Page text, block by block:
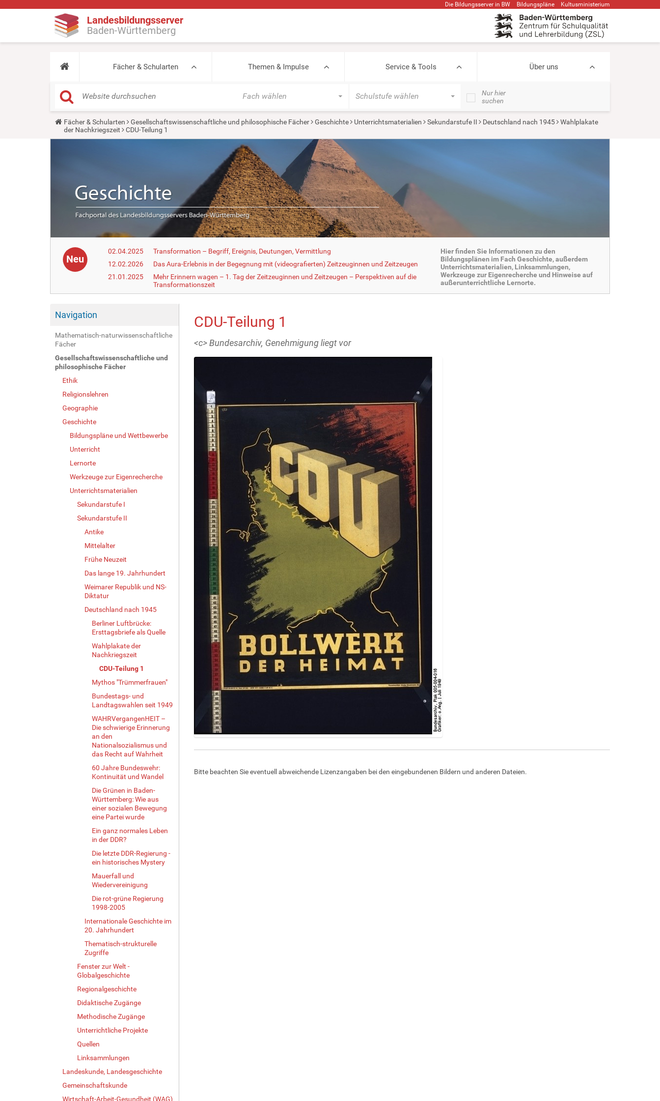
Die Bildungsserver in BW Bildungspläne Kultusministerium
Landesbildungsserver
Baden-Württemberg
Fächer & Schularten Themen & Impulse Service & Tools Über uns
Fach wählen Schulstufe wählen
Nur hier
suchen
Y
u
Fächer & Schularten Gesellschaftswissenschaftliche und philosophische Fächer Geschichte Unterrichtsmaterialien Sekundarstufe II Deutschland nach 1945
Wahlplakate
der Nachkriegszeit
CDU-Teilung 1
Neu
02.04.2025
Transformation – Begriff, Ereignis, Deutungen, Vermittlung
12.02.2026
Das Aura-Erlebnis in der Begegnung mit (videografierten) Zeitzeuginnen und Zeitzeugen
21.01.2025
Mehr Erinnern wagen – 1. Tag der Zeitzeuginnen und Zeitzeugen – Perspektiven auf die
Transformationszeit
Hier finden Sie Informationen zu den
Bildungsplänen im Fach Geschichte, außerdem
Unterrichtsmaterialien, Linksammlungen,
Werkzeuge zur Eigenrecherche und Hinweise auf
außerunterrichtliche Lernorte.
Navigation
Mathematisch-naturwissenschaftliche
Fächer
Gesellschaftswissenschaftliche und
philosophische Fächer
Ethik
Religionslehren
Geographie
Geschichte
Bildungspläne und Wettbewerbe
Unterricht
Lernorte
Werkzeuge zur Eigenrecherche
Unterrichtsmaterialien
Sekundarstufe I
Sekundarstufe II
Antike
Mittelalter
Frühe Neuzeit
Das lange 19. Jahrhundert
Weimarer Republik und NS-
Diktatur
Deutschland nach 1945
Berliner Luftbrücke:
Ersttagsbriefe als Quelle
Wahlplakate der
Nachkriegszeit
CDU-Teilung 1
Mythos "Trümmerfrauen"
Bundestags- und
Landtagswahlen seit 1949
WAHRVergangenHEIT –
Die schwierige Erinnerung
an den
Nationalsozialismus und
das Recht auf Wahrheit
60 Jahre Bundeswehr:
Kontinuität und Wandel
Die Grünen in Baden-
Württemberg: Wie aus
einer sozialen Bewegung
eine Partei wurde
Ein ganz normales Leben
in der DDR?
Die letzte DDR-Regierung -
ein historisches Mystery
Mauerfall und
Wiedervereinigung
Die rot-grüne Regierung
1998-2005
Internationale Geschichte im
20. Jahrhundert
Thematisch-strukturelle
Zugriffe
Fenster zur Welt -
Globalgeschichte
Regionalgeschichte
Didaktische Zugänge
Methodische Zugänge
Unterrichtliche Projekte
Quellen
Linksammlungen
Landeskunde, Landesgeschichte
Gemeinschaftskunde
Wirtschaft-Arbeit-Gesundheit (WAG)
CDU-Teilung 1
<c> Bundesarchiv, Genehmigung liegt vor
e
g
Bitte beachten Sie eventuell abweichende Lizenzangaben bei den eingebundenen Bildern und anderen Dateien.